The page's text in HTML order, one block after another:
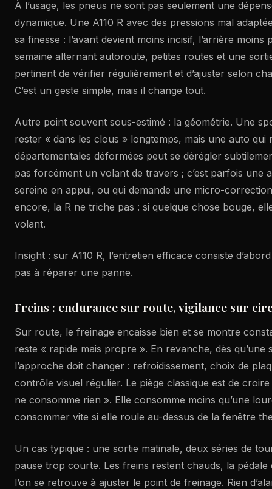
À l’usage, les pneus ne sont pas seulement une
dynamique. Une A110 R avec des pressions mal
sa finesse : l’avant devient moins incisif, l’arrière moins
semaine alternant autoroute, petites routes et une
pertinent de vérifier régulièrement et d’ajuster selon
C’est un geste simple, mais il change tout.
Autre point souvent sous-estimé : la géométrie. Une
rester « dans les clous » longtemps, mais une auto
départementales déformées peut se dérégler
pas forcément un volant de travers ; c’est parfois une
sereine en appui, ou qui demande une micro-
encore, la R ne triche pas : si quelque chose bouge,
volant.
Insight : sur A110 R, l’entretien efficace consiste
pas à réparer une panne.
Freins : endurance sur route, vigilance sur
Sur route, le freinage encaisse bien et se montre
reste « rapide mais propre ». En revanche, dès qu’une
l’approche doit changer : refroidissement, choix de
contrôle visuel régulier. Le piège classique est de croire
ne consomme rien ». Elle consomme moins qu’une
consommer vite si elle roule au-dessus de la fenêtre
Un cas typique : une sortie matinale, deux séries de
pause trop courte. Les freins restent chauds, la pédale
l’on se retrouve à ajuster le point de freinage. Rien